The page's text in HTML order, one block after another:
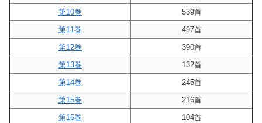
第10巻
539首
第11巻
497首
第12巻
390首
第13巻
132首
第14巻
245首
第15巻
216首
第16巻
104首